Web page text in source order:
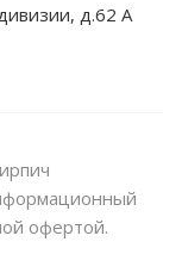
д.62 А
офертой.